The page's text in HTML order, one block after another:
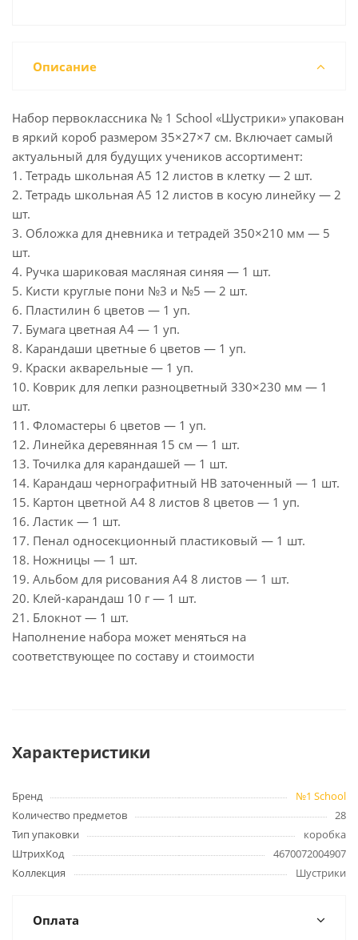
Описание
Набор первоклассника № 1 School «Шустрики» упакован
в яркий короб размером 35×27×7 см. Включает самый
актуальный для будущих учеников ассортимент:
1. Тетрадь школьная А5 12 листов в клетку — 2 шт.
2. Тетрадь школьная А5 12 листов в косую линейку — 2
шт.
3. Обложка для дневника и тетрадей 350×210 мм — 5
шт.
4. Ручка шариковая масляная синяя — 1 шт.
5. Кисти круглые пони №3 и №5 — 2 шт.
6. Пластилин 6 цветов — 1 уп.
7. Бумага цветная А4 — 1 уп.
8. Карандаши цветные 6 цветов — 1 уп.
9. Краски акварельные — 1 уп.
10. Коврик для лепки разноцветный 330×230 мм — 1
шт.
11. Фломастеры 6 цветов — 1 уп.
12. Линейка деревянная 15 см — 1 шт.
13. Точилка для карандашей — 1 шт.
14. Карандаш чернографитный HB заточенный — 1 шт.
15. Картон цветной А4 8 листов 8 цветов — 1 уп.
16. Ластик — 1 шт.
17. Пенал односекционный пластиковый — 1 шт.
18. Ножницы — 1 шт.
19. Альбом для рисования А4 8 листов — 1 шт.
20. Клей-карандаш 10 г — 1 шт.
21. Блокнот — 1 шт.
Наполнение набора может меняться на
соответствующее по составу и стоимости
Характеристики
Бренд
№1 School
Количество предметов
28
Тип упаковки
коробка
ШтрихКод
4670072004907
Коллекция
Шустрики
Оплата